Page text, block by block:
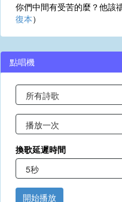
你們中間有受苦的麼？他該
復本）
點唱機
換歌延遲時間
開始播放